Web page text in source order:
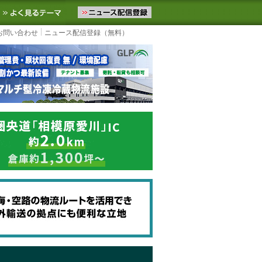
ースをお届けします。物流ニュースメール配信を登録する
お気に入りに追加 よく見るテーマ
問い合わせ ニュース配信登録（無料）